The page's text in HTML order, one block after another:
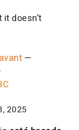
doesn’t
—
2025